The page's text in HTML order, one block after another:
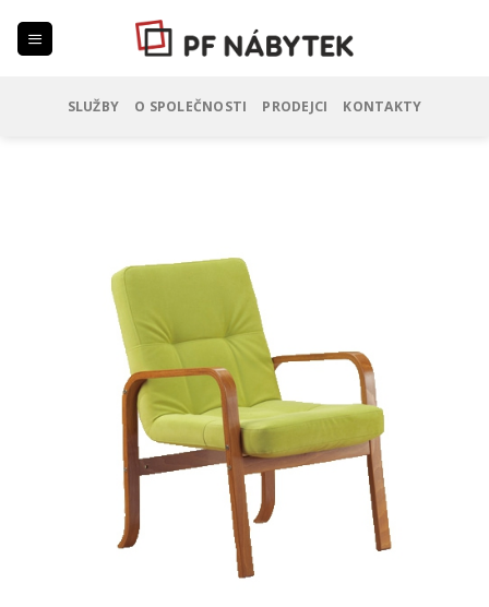
SLUŽBY O SPOLEČNOSTI PRODEJCI KONTAKTY